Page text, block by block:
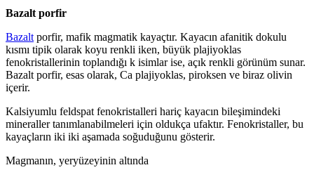
Bazalt porfir
Bazalt porfir, mafik magmatik kayaçtır. Kayacın afanitik dokulu
kısmı tipik olarak koyu renkli iken, büyük plajiyoklas
fenokristallerinin toplandığı k isimlar ise, açık renkli görünüm sunar.
Bazalt porfir, esas olarak, Ca plajiyoklas, piroksen ve biraz olivin
içerir.
Kalsiyumlu feldspat fenokristalleri hariç kayacın bileşimindeki
mineraller tanımlanabilmeleri için oldukça ufaktır. Fenokristaller, bu
kayaçların iki iki aşamada soğuduğunu gösterir.
Magmanın, yeryüzeyinin altında